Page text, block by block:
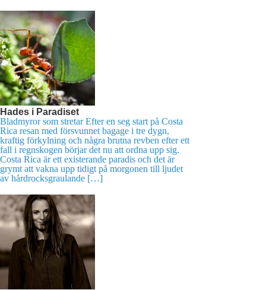
Hades i Paradiset
Bladmyror som stretar Efter en seg start på Costa
Rica resan med försvunnet bagage i tre dygn,
kraftig förkylning och några brutna revben efter ett
fall i regnskogen börjar det nu att ordna upp sig.
Costa Rica är ett existerande paradis och det är
grymt att vakna upp tidigt på morgonen till ljudet
av hårdrocksgraulande […]